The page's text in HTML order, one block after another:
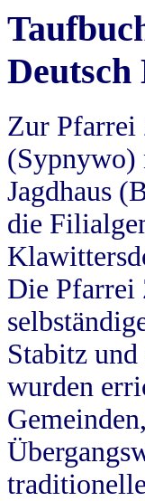
Deutsch
Zur Pfarrei
(Sypnywo)
Jagdhaus
die
Die Pfarrei
Stabitz
wurden